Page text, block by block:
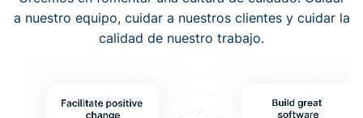
a nuestro equipo, cuidar a nuestros clientes y cuidar la
calidad de nuestro trabajo.